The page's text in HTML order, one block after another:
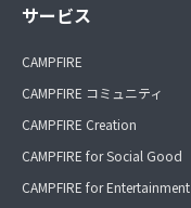
サービス
CAMPFIRE
CAMPFIRE コミュニティ
CAMPFIRE Creation
CAMPFIRE for Social Good
CAMPFIRE for Entertainment